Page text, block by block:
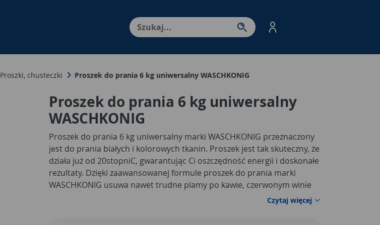
Menu Produktów, nawigacja: Enter - przejdź do strony produktów. Spacja – otwórz/
Proszki, chusteczki Proszek do prania 6 kg uniwersalny WASCHKONIG
Proszek do prania 6 kg uniwersalny
WASCHKONIG
Proszek do prania 6 kg uniwersalny marki WASCHKONIG przeznaczony
jest do prania białych i kolorowych tkanin. Proszek jest tak skuteczny, że
działa już od 20stopniC, gwarantując Ci oszczędność energii i doskonałe
rezultaty. Dzięki zaawansowanej formule proszek do prania marki
WASCHKONIG usuwa nawet trudne plamy po kawie, czerwonym winie
czy trawie, pozostawiając ubrania czyste i świeże. Posiada świeży i
Czytaj więcej